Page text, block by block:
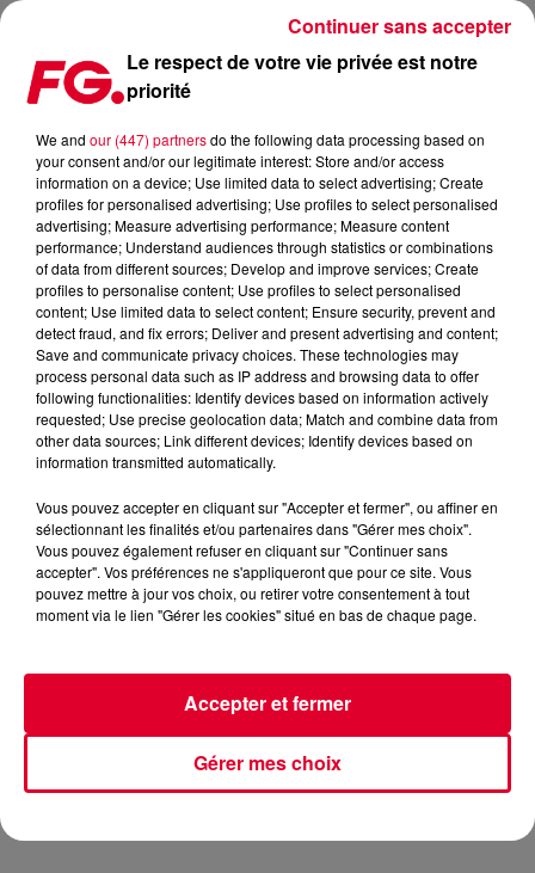
DU DEJA VU POUR DVBBS !
Publié : 22 septembre 2014 à 9h10 par La rédaction
Deja vuest le tout dernier morceau du duo canadien. Les
qu’on leur connait.
Regardez le clip officiel deDeja vu:
Le respect de votre vie privée est notre
priorité
We and our (447) partnersdo the following data processing based on
your consent and/or our legitimate interest: Store and/or access
information on a device; Use limited data to select advertising; Create
profiles for personalised advertising; Use profiles to select personalised
advertising; Measure advertising performance; Measure content
performance; Understand audiences through statistics or combinations
of data from different sources; Develop and improve services; Create
profiles to personalise content; Use profiles to select personalised
content; Use limited data to select content; Ensure security, prevent and
detect fraud, and fix errors; Deliver and present advertising and content;
Save and communicate privacy choices. These technologies may
process personal data such as IP address and browsing data to offer
following functionalities: Identify devices based on information actively
requested; Use precise geolocation data; Match and combine data from
other data sources; Link different devices; Identify devices based on
information transmitted automatically.
Vous pouvez accepter en cliquant sur "Accepter et fermer", ou affiner en
sélectionnant les finalités et/ou partenaires dans "Gérer mes choix".
Vous pouvez également refuser en cliquant sur "Continuer sans
accepter". Vos préférences ne s'appliqueront que pour ce site. Vous
pouvez mettre à jour vos choix, ou retirer votre consentement à tout
moment via le lien "Gérer les cookies" situé en bas de chaque page.
Gérer mes choix
Accepter et fermer
Continuer sans accepter